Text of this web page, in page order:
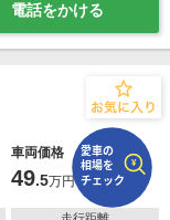
電話をかける
車両価格
49.5万円